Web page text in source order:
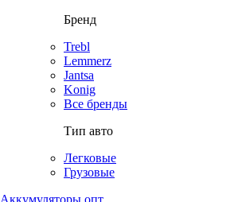
Бренд
Trebl
Lemmerz
Jantsa
Konig
Все бренды
Тип авто
Легковые
Грузовые
Аккумуляторы опт